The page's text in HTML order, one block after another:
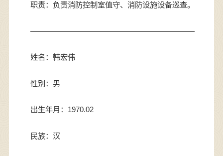
职责： 负责消防控制室值守、消防设施设备巡查。
——————————————————————
姓名：韩宏伟
性别：男
出生年月：1970.02
民族：汉